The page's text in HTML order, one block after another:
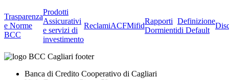
Trasparenza
e Norme
BCC
Prodotti
Assicurativi
e servizi di
investimento
ReclamiACFMifid
Rapporti
Dormienti
Definizione
di Default
Banca di Credito Cooperativo di Cagliari